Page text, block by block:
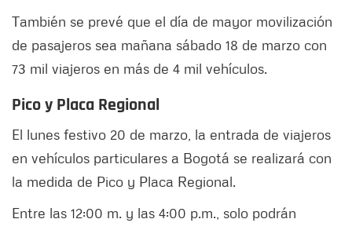
También se prevé que el día de mayor movilización
de pasajeros sea mañana sábado 18 de marzo con
73 mil viajeros en más de 4 mil vehículos.
Pico y Placa Regional
El lunes festivo 20 de marzo, la entrada de viajeros
en vehículos particulares a Bogotá se realizará con
la medida de Pico y Placa Regional.
Entre las 12:00 m. y las 4:00 p.m., solo podrán